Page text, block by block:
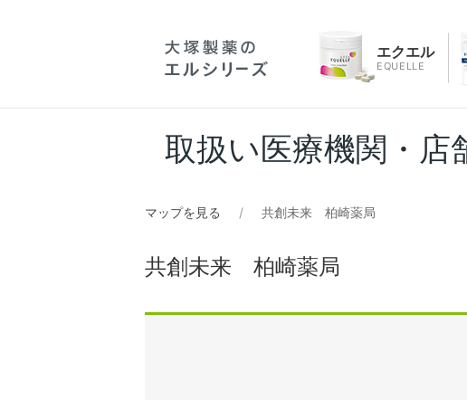
エクエル
EQUELLE
取扱い医療機関・店
マップを見る 共創未来 柏崎薬局
共創未来 柏崎薬局